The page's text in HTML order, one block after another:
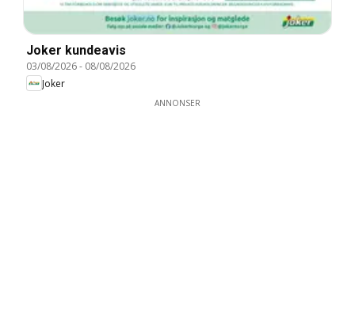
Joker kundeavis
03/08/2026- 08/08/2026
Joker
ANNONSER